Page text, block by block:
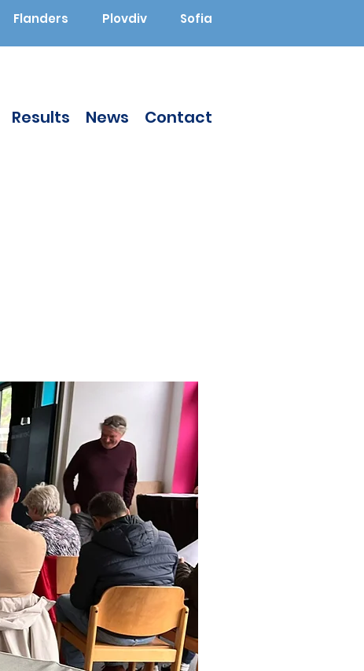
Flanders Plovdiv Sofia
Results News Contact